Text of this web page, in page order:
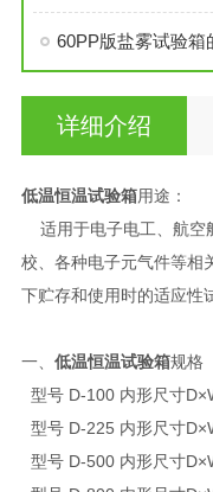
60PP版盐雾试验箱
详细介绍
低温恒温试验箱用途：
适用于电子电工、航空
校、各种电子元气件等相
下贮存和使用时的适应性
一、 低温恒温试验箱规格
型号 D-100 内形尺寸
型号 D-225 内形尺寸
型号 D-500 内形尺寸